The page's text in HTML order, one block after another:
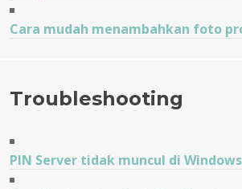
Cara mudah menambahkan foto
Troubleshooting
PIN Server tidak muncul di